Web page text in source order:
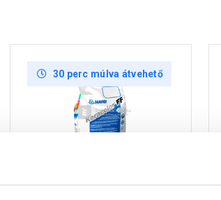
30 perc múlva átvehető